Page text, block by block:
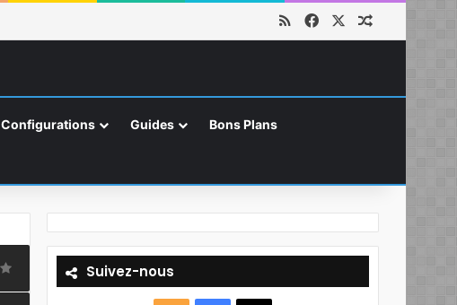
RSS Facebook
Configurations Guides Bons Plans
Suivez-nous